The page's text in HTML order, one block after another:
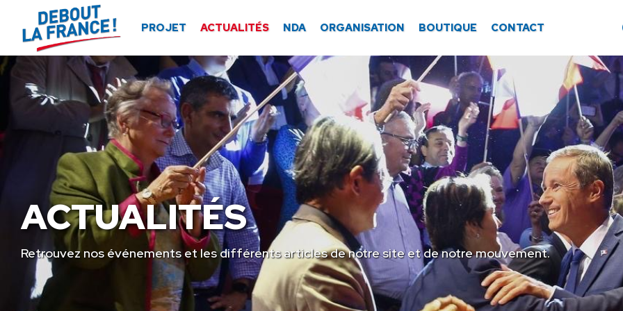
PROJET ACTUALITÉS NDA ORGANISATION BOUTIQUE CONTACT
ACTUALITÉS
Retrouvez nos événements et les différents articles de notre site et de notre mouvement.
Panneau de gestion des cookies